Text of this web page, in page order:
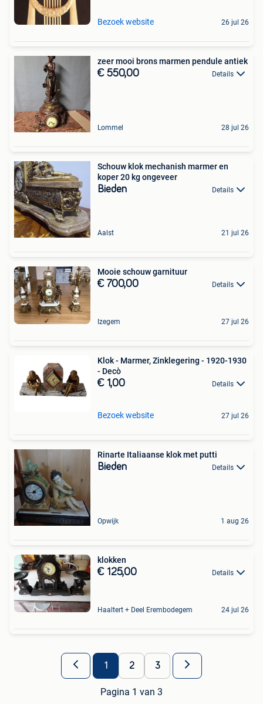
Bezoek website 26 jul 26
zeer mooi brons marmen pendule antiek
€ 550,00 Details
Lommel 28 jul 26
Schouw klok mechanish marmer en
koper 20 kg ongeveer
Bieden Details
Aalst 21 jul 26
Mooie schouw garnituur
€ 700,00 Details
Izegem 27 jul 26
Klok - Marmer, Zinklegering - 1920-1930
- Decò
€ 1,00 Details
Bezoek website 27 jul 26
Rinarte Italiaanse klok met putti
Bieden Details
Opwijk 1 aug 26
klokken
€ 125,00 Details
Haaltert + Deel Erembodegem 24 jul 26
1 2 3
Pagina 1 van 3